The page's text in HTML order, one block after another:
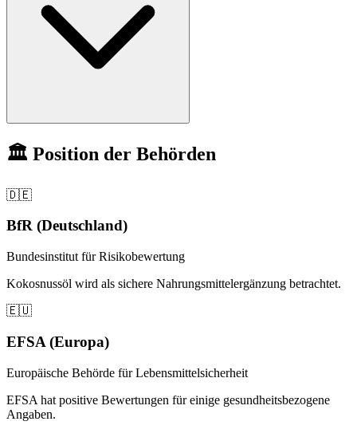
🏛️ Position der Behörden
🇩🇪
BfR (Deutschland)
Bundesinstitut für Risikobewertung
Kokosnussöl wird als sichere Nahrungsmittelergänzung betrachtet.
🇪🇺
EFSA (Europa)
Europäische Behörde für Lebensmittelsicherheit
EFSA hat positive Bewertungen für einige gesundheitsbezogene
Angaben.